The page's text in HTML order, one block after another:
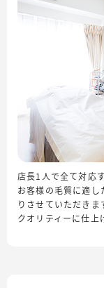
店長1人で全て対応
お客様の毛質に適
りさせていただき
クオリティーに仕上